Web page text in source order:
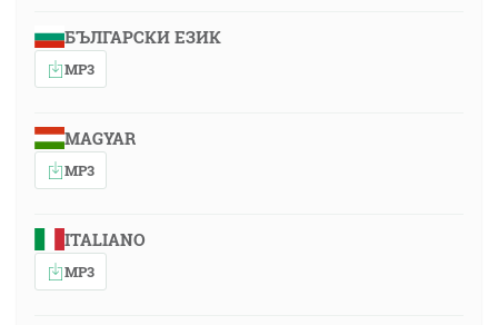
БЪЛГАРСКИ ЕЗИК
MP3
MAGYAR
MP3
ITALIANO
MP3